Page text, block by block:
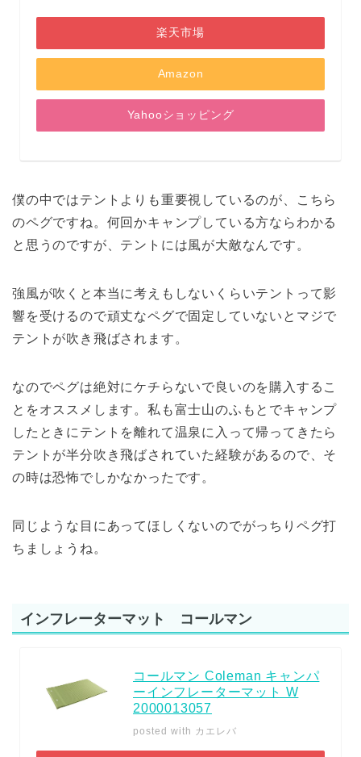
楽天市場
Amazon
Yahooショッピング
僕の中ではテントよりも重要視しているのが、こちら
のペグですね。何回かキャンプしている方ならわかる
と思うのですが、テントには風が大敵なんです。
強風が吹くと本当に考えもしないくらいテントって影
響を受けるので頑丈なペグで固定していないとマジで
テントが吹き飛ばされます。
なのでペグは絶対にケチらないで良いのを購入するこ
とをオススメします。私も富士山のふもとでキャンプ
したときにテントを離れて温泉に入って帰ってきたら
テントが半分吹き飛ばされていた経験があるので、そ
の時は恐怖でしかなかったです。
同じような目にあってほしくないのでがっちりペグ打
ちましょうね。
インフレーターマット コールマン
コールマン Coleman キャンパ
ーインフレーターマット W
2000013057
posted with カエレバ